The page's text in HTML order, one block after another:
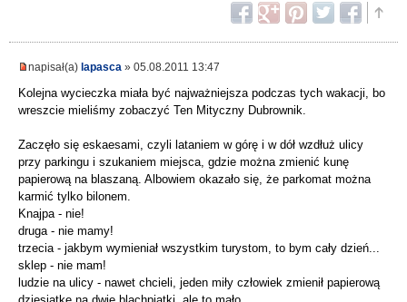
napisał(a) lapasca » 05.08.2011 13:47
Kolejna wycieczka miała być najważniejsza podczas tych wakacji, bo
wreszcie mieliśmy zobaczyć Ten Mityczny Dubrownik.
Zaczęło się eskaesami, czyli lataniem w górę i w dół wzdłuż ulicy
przy parkingu i szukaniem miejsca, gdzie można zmienić kunę
papierową na blaszaną. Albowiem okazało się, że parkomat można
karmić tylko bilonem.
Knajpa - nie!
druga - nie mamy!
trzecia - jakbym wymieniał wszystkim turystom, to bym cały dzień...
sklep - nie mam!
ludzie na ulicy - nawet chcieli, jeden miły człowiek zmienił papierową